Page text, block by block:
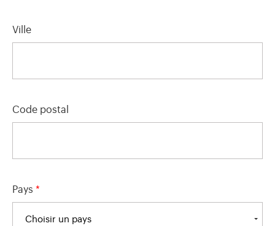
Ville
Code postal
Pays *
Choisir un pays